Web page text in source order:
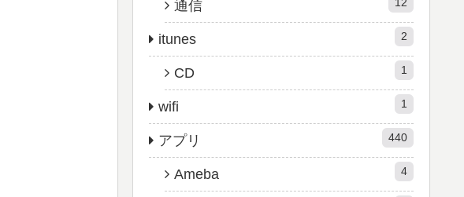
通信
itunes 2
CD 1
wifi 1
アプリ 440
Ameba 4